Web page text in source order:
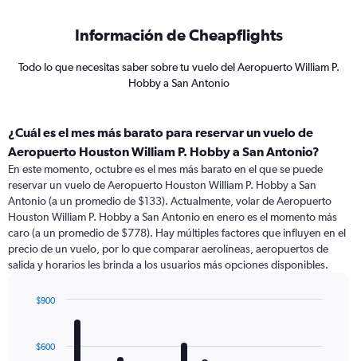
Información de Cheapflights
Todo lo que necesitas saber sobre tu vuelo del Aeropuerto William P.
Hobby a San Antonio
¿Cuál es el mes más barato para reservar un vuelo de
Aeropuerto Houston William P. Hobby a San Antonio?
En este momento, octubre es el mes más barato en el que se puede
reservar un vuelo de Aeropuerto Houston William P. Hobby a San
Antonio (a un promedio de $133). Actualmente, volar de Aeropuerto
Houston William P. Hobby a San Antonio en enero es el momento más
caro (a un promedio de $778). Hay múltiples factores que influyen en el
precio de un vuelo, por lo que comparar aerolíneas, aeropuertos de
salida y horarios les brinda a los usuarios más opciones disponibles.
with
12
$600
$900